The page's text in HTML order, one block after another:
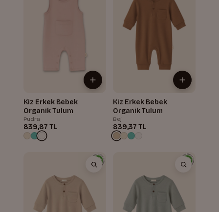
Kiz Erkek Bebek
Organik Tulum
Pudra
839,87 TL
Kiz Erkek Bebek
Organik Tulum
Bej
839,37 TL